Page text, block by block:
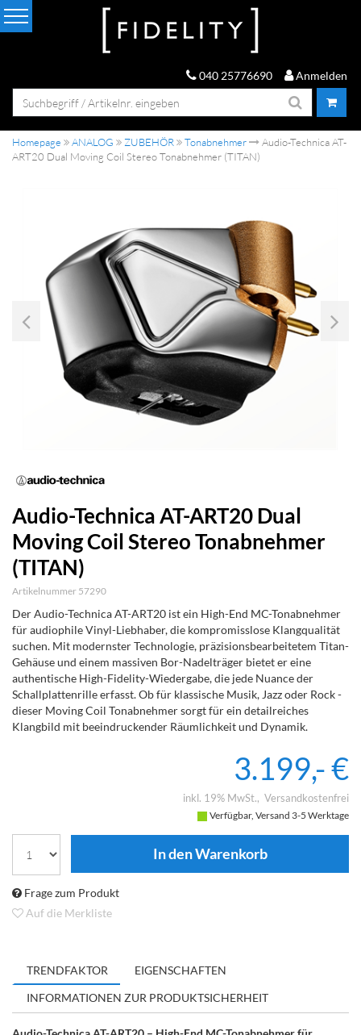
040 25776690 Anmelden
Homepage ANALOG ZUBEHÖR Tonabnehmer
Audio-Technica AT-
ART20 Dual Moving Coil Stereo Tonabnehmer (TITAN)
Audio-Technica AT-ART20 Dual
Moving Coil Stereo Tonabnehmer
(TITAN)
Artikelnummer 57290
Der Audio-Technica AT-ART20 ist ein High-End MC-Tonabnehmer
für audiophile Vinyl-Liebhaber, die kompromisslose Klangqualität
suchen. Mit modernster Technologie, präzisionsbearbeitetem Titan-
Gehäuse und einem massiven Bor-Nadelträger bietet er eine
authentische High-Fidelity-Wiedergabe, die jede Nuance der
Schallplattenrille erfasst. Ob für klassische Musik, Jazz oder Rock -
dieser Moving Coil Tonabnehmer sorgt für ein detailreiches
Klangbild mit beeindruckender Räumlichkeit und Dynamik.
3.199,- €
inkl. 19% MwSt. Versandkostenfrei
Verfügbar, Versand 3-5 Werktage
Frage zum Produkt
Auf die Merkliste
TRENDFAKTOR
EIGENSCHAFTEN
INFORMATIONEN ZUR PRODUKTSICHERHEIT